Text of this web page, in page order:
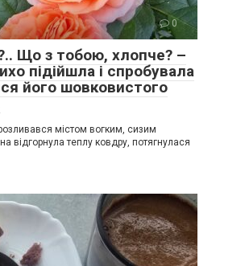
0
Що з тобою, хлопче? –
підійшла і спробувала
його шовковистого
містом вогким, сизим
відгорнула теплу ковдру, потягнулася